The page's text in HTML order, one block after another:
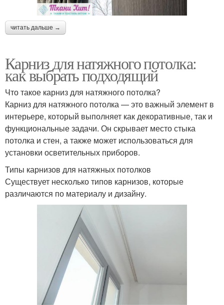
читать дальше →
Карниз для натяжного потолка:
как выбрать подходящий
Что такое карниз для натяжного потолка?
Карниз для натяжного потолка — это важный элемент в
интерьере, который выполняет как декоративные, так и
функциональные задачи. Он скрывает место стыка
потолка и стен, а также может использоваться для
установки осветительных приборов.
Типы карнизов для натяжных потолков
Существует несколько типов карнизов, которые
различаются по материалу и дизайну.